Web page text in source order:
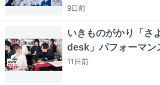
9日前
いきものがかり「さ
desk」パフォーマン
11日前